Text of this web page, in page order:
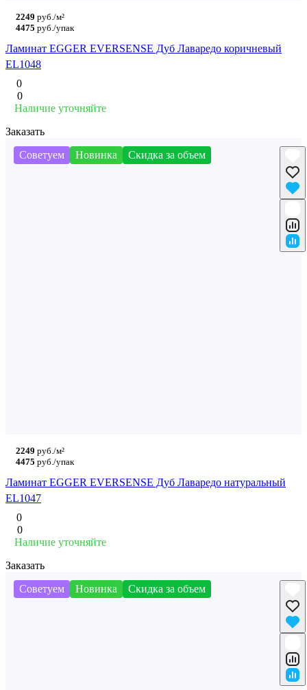
2249 руб./м²
4475 руб./упак
Ламинат EGGER EVERSENSE Дуб Лаваредо коричневый
EL1048
0
0
Наличие уточняйте
Заказать
Советуем
Новинка Скидка за объем
2249 руб./м²
4475 руб./упак
Ламинат EGGER EVERSENSE Дуб Лаваредо натуральный
EL1047
0
0
Наличие уточняйте
Заказать
Советуем
Новинка Скидка за объем